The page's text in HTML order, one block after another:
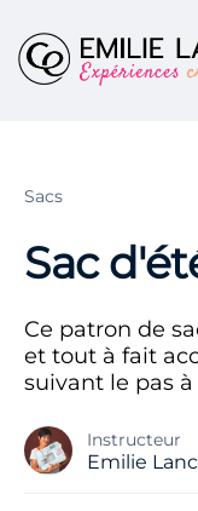
Sacs
Sac
Ce patron de
et tout à fait
suivant le pas à
Instructeur
Emilie